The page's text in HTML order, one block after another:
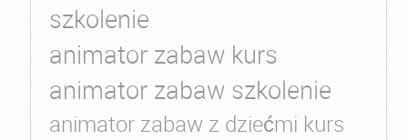
szkolenie
animator zabaw kurs
animator zabaw szkolenie
animator zabaw z dziećmi kurs